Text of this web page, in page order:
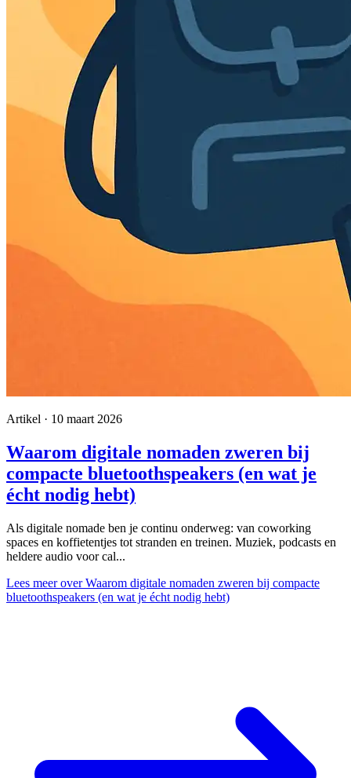
Artikel · 10 maart 2026
Waarom digitale nomaden zweren bij
compacte bluetoothspeakers (en wat je
écht nodig hebt)
Als digitale nomade ben je continu onderweg: van coworking
spaces en koffietentjes tot stranden en treinen. Muziek, podcasts en
heldere audio voor cal...
Lees meerover Waarom digitale nomaden zweren bij compacte
bluetoothspeakers (en wat je écht nodig hebt)